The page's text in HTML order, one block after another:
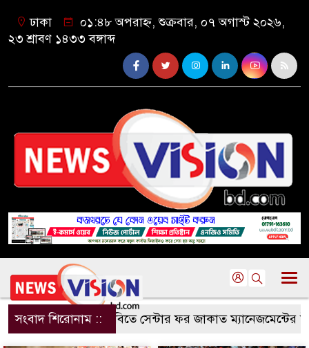
ঢাকা
০১:৪৮ অপরাহ্ন, শুক্রবার, ০৭ অগাস্ট ২০২৬,
২৩ শ্রাবণ ১৪৩৩ বঙ্গাব্দ
সংবাদ শিরোনাম ::কুবিতে সেন্টার ফর জাকাত ম্যানেজমেন্টের